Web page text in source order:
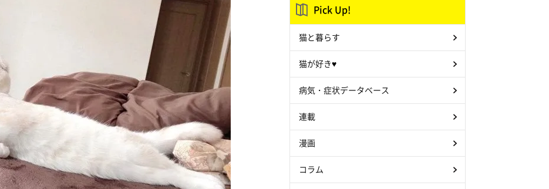
Pick Up!
猫と暮らす
猫が好き♥
病気・症状データベース
連載
漫画
コラム